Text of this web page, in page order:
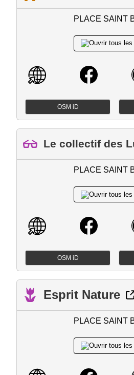
PLACE SAINT
OSM iD
Le collectif des
PLACE SAINT
OSM iD
Esprit Nature
PLACE SAINT